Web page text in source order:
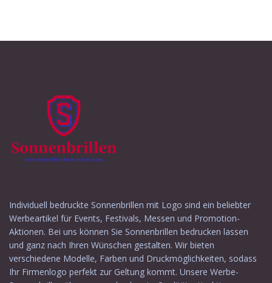
Individuell bedruckte Sonnenbrillen mit Logo sind ein beliebter
Werbeartikel für Events, Festivals, Messen und Promotion-
Aktionen. Bei uns können Sie Sonnenbrillen bedrucken lassen
und ganz nach Ihren Wünschen gestalten. Wir bieten
verschiedene Modelle, Farben und Druckmöglichkeiten, sodass
Ihr Firmenlogo perfekt zur Geltung kommt. Unsere Werbe-